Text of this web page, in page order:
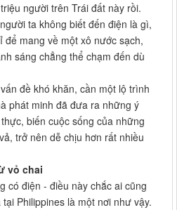
người trên Trái đất này rồi.
ta không biết đến điện là gì,
để mang về một xô nước sạch,
sáng chẳng thể chạm đến dù
đề khó khăn, cần một lộ trình
phát minh đã đưa ra những ý
biến cuộc sống của những
trở nên dễ chịu hơn rất nhiều
vỏ chai
có điện - điều này chắc ai cũng
Philippines là một nơi như vậy.